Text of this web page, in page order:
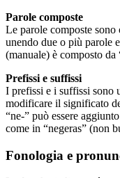
Parole composte
Le parole composte sono
unendo due o più parole
(manuale) è composto
Prefissi e suffissi
I prefissi e i suffissi sono
modificare il significato
“ne-” può essere
come in “negeras” (non
Fonologia e